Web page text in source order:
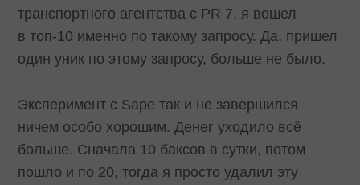
транспортного агентства с PR 7, я вошел
в топ-10 именно по такому запросу. Да, пришел
один уник по этому запросу, больше не было.
Эксперимент с Sape так и не завершился
ничем особо хорошим. Денег уходило всё
больше. Сначала 10 баксов в сутки, потом
пошло и по 20, тогда я просто удалил эту